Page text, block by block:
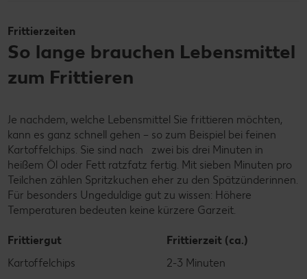
Frittierzeiten
So lange brauchen Lebensmittel
zum Frittieren
Je nachdem, welche Lebensmittel Sie frittieren möchten,
kann es ganz schnell gehen – so zum Beispiel bei feinen
Kartoffelchips. Sie sind nach zwei bis drei Minuten in
heißem Öl oder Fett ratzfatz fertig. Mit sieben Minuten pro
Teilchen zählen Spritzkuchen eher zu den Spätzünderinnen.
Für besonders Ungeduldige gut zu wissen: Höhere
Temperaturen bedeuten keine kürzere Garzeit.
Frittiergut
Frittierzeit (ca.)
Kartoffelchips
2-3 Minuten